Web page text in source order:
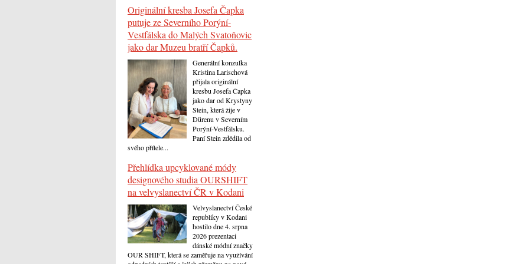
Originální kresba Josefa Čapka
putuje ze Severního Porýní-
Vestfálska do Malých Svatoňovic
jako dar Muzeu bratří Čapků.
Generální konzulka
Kristina Larischová
přijala originální
kresbu Josefa Čapka
jako dar od Krystyny
Stein, která žije v
Dürenu v Severním
Porýní-Vestfálsku.
Paní Stein zdědila od
svého přítele...
Přehlídka upcyklované módy
designového studia OURSHIFT
na velvyslanectví ČR v Kodani
Velvyslanectví České
republiky v Kodani
hostilo dne 4. srpna
2026 prezentaci
dánské módní značky
OUR SHIFT, která se zaměřuje na využívání